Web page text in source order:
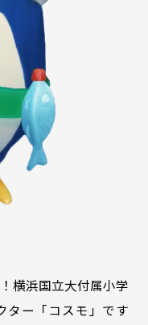
横浜国立大付属小学
ター「コスモ」です